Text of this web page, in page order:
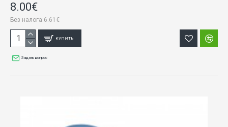
8.00€
Без налога:6.61€
КУПИТЬ
Задать вопрос